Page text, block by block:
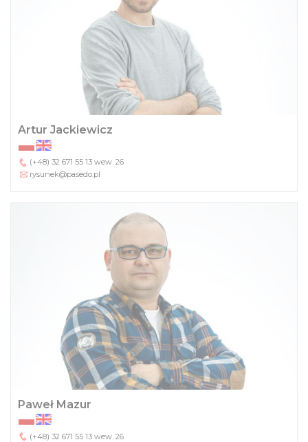
Artur Jackiewicz
(+48) 32 671 55 13 wew. 26
rysunek@pasedo.pl
Paweł Mazur
(+48) 32 671 55 13 wew. 26